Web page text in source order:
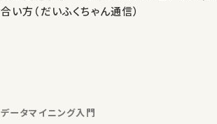
合い方（だいふくちゃん通信）
データマイニング入門